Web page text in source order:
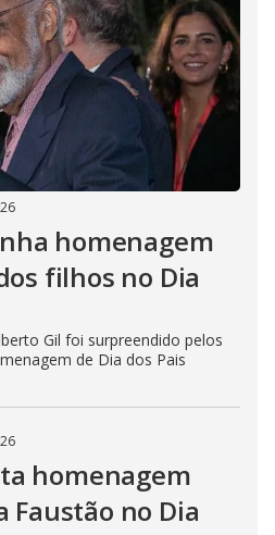
homenagem
filhos no Dia
Gil foi surpreendido pelos
de Dia dos Pais
homenagem
Faustão no Dia